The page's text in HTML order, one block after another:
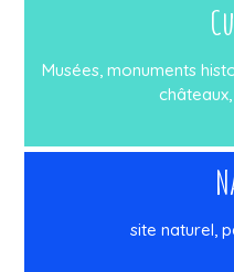
Musées, monuments
site naturel,